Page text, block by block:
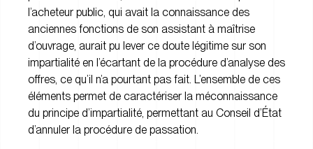
l’acheteur public, qui avait la connaissance des
anciennes fonctions de son assistant à maîtrise
d’ouvrage, aurait pu lever ce doute légitime sur son
impartialité en l’écartant de la procédure d’analyse des
offres, ce qu’il n’a pourtant pas fait. L’ensemble de ces
éléments permet de caractériser la méconnaissance
du principe d’impartialité, permettant au Conseil d’État
d’annuler la procédure de passation.